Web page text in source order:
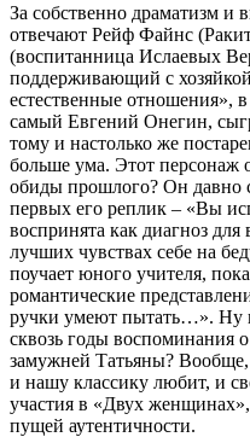
За собственно драматизм и
отвечают Рейф Файнс
(воспитанница Ислаевых
поддерживающий с
естественные отношения»,
самый Евгений Онегин,
тому и настолько же
больше ума. Этот персонаж
обиды прошлого? Он давно
первых его реплик – «Вы
воспринята как диагноз
лучших чувствах себе на
поучает юного учителя,
романтические
ручки умеют пытать…». Ну
сквозь годы воспоминания
замужней Татьяны?
и нашу классику любит, и
участия в «Двух
пущей аутентичности.